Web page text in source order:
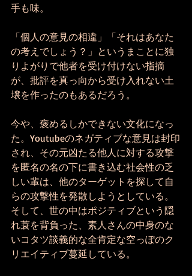
手も味。
「個人の意見の相違」「それはあなた
の考えでしょう？」というまことに独
りよがりで他者を受け付けない指摘
が、批評を真っ向から受け入れない土
壌を作ったのもあるだろう。
今や、褒めるしかできない文化になっ
た。Youtubeのネガティブな意見は封印
され、その元凶たる他人に対する攻撃
を匿名の名の下に書き込む社会性の乏
しい輩は、他のターゲットを探して自
らの攻撃性を発散しようとしている。
そして、世の中はポジティブという隠
れ蓑を背負った、素人さんの中身のな
いコタツ談義的な全肯定な空っぽのク
リエイティブ蔓延している。